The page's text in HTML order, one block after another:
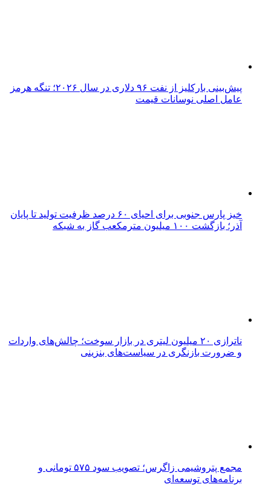
پیش‌بینی بارکلیز از نفت ۹۶ دلاری در سال ۲۰۲۶؛ تنگه هرمز
عامل اصلی نوسانات قیمت
خیز پارس جنوبی برای احیای ۶۰ درصد ظرفیت تولید تا پایان
آذر؛ بازگشت ۱۰۰ میلیون مترمکعب گاز به شبکه
ناترازی ۲۰ میلیون لیتری در بازار سوخت؛ چالش‌های واردات
و ضرورت بازنگری در سیاست‌های بنزینی
مجمع پتروشیمی زاگرس؛ تصویب سود ۵۷۵ تومانی و
برنامه‌های توسعه‌ای